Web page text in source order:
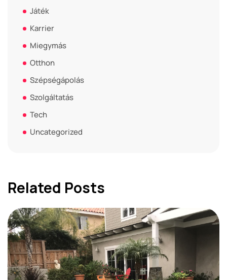
Játék
Karrier
Miegymás
Otthon
Szépségápolás
Szolgáltatás
Tech
Uncategorized
Related Posts